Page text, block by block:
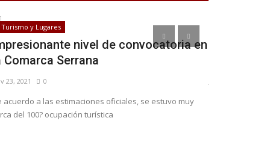
Turismo y Lugares
nivel de convocatoria en
Comarca Serrana
23, 2021 0
acuerdo a las estimaciones oficiales, se estuvo muy
del 100? ocupación turística